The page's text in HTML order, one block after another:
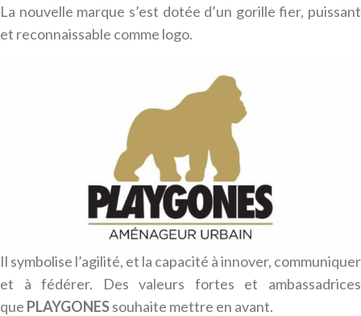
La nouvelle marque s’est dotée d’un gorille fier, puissant
et reconnaissable comme logo.
Il symbolise l’agilité, et la capacité à innover, communiquer
et à fédérer.
Des valeurs fortes et ambassadrices
que PLAYGONESsouhaite mettre en avant.